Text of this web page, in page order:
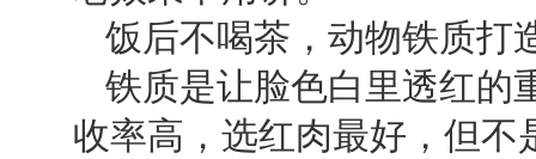
饭后不喝茶，动物铁质打
铁质是让脸色白里透红的
收率高，选红肉最好，但